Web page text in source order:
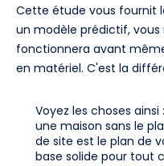
Cette étude vous fournit
un modèle prédictif,
fonctionnera avant
en matériel. C'est la
Voyez les choses
une maison sans le
de site est le plan de
base solide pour tout